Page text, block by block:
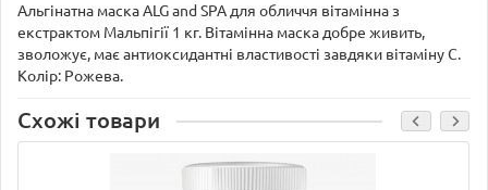
Альгінатна маска ALG and SPA для обличчя вітамінна з
екстрактом Мальпігії 1 кг. Вітамінна маска добре живить,
зволожує, має антиоксидантні властивості завдяки вітаміну С.
Колір: Рожева.
Схожі товари